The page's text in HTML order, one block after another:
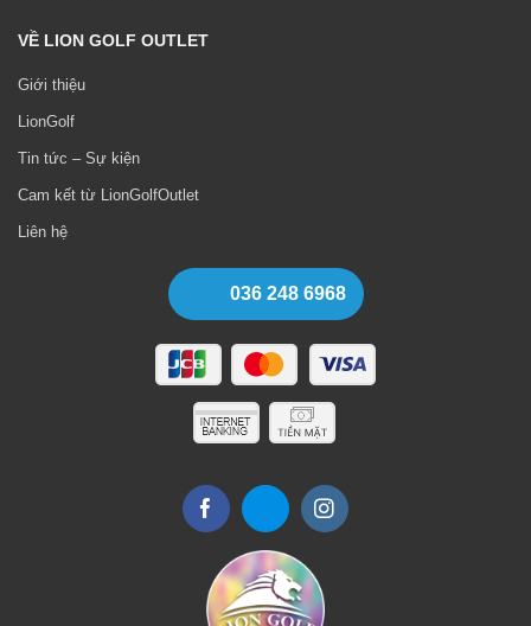
VỀ LION GOLF OUTLET
Giới thiệu
LionGolf
Tin tức – Sự kiện
Cam kết từ LionGolfOutlet
Liên hệ
036 248 6968